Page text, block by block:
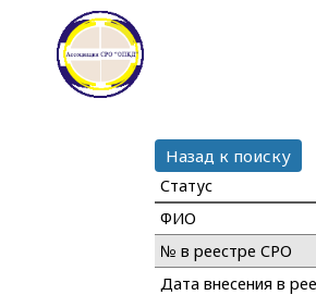
Назад к поиску
Статус
ФИО
№ в реестре СРО
Дата внесения в